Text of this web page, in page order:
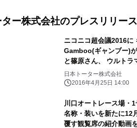
ター株式会社のプレスリリース
ニコニコ超会議2016に
Gamboo(ギャンブー)
と篠原さん、 ウルトラ
日本トーター株式会社
2016年4月25日 14:00
川口オートレース場・
名称・装いを新たに12
覆す観覧席の紹介動画